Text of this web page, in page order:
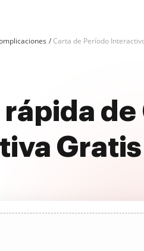
Carta de Período
de
Gratis